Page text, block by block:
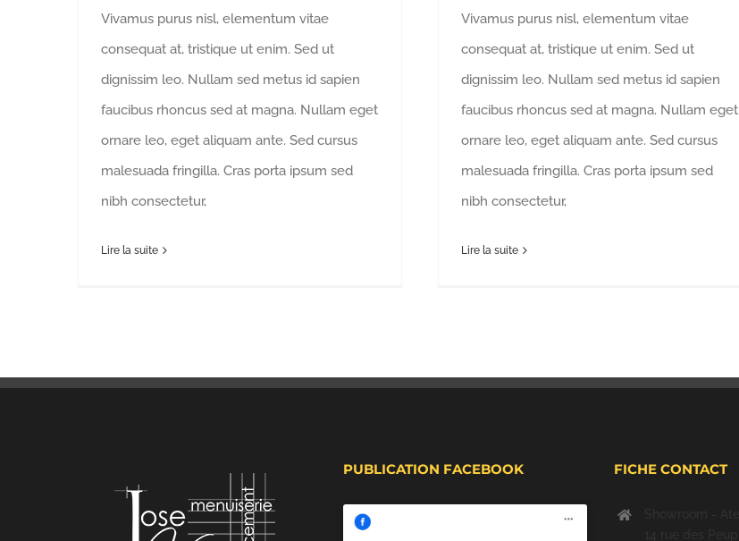
Vivamus purus nisl, elementum vitae
consequat at, tristique ut enim. Sed ut
dignissim leo. Nullam sed metus id sapien
faucibus rhoncus sed at magna. Nullam eget
ornare leo, eget aliquam ante. Sed cursus
malesuada fringilla. Cras porta ipsum sed
nibh consectetur,
Lire la suite
Vivamus purus nisl, elementum vitae
consequat at, tristique ut enim. Sed ut
dignissim leo. Nullam sed metus id sapien
faucibus rhoncus sed at magna. Nullam eget
ornare leo, eget aliquam ante. Sed cursus
malesuada fringilla. Cras porta ipsum sed
nibh consectetur,
Lire la suite
PUBLICATION FACEBOOK FICHE CONTACT